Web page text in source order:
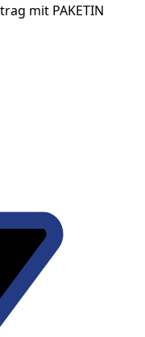
mit PAKETIN